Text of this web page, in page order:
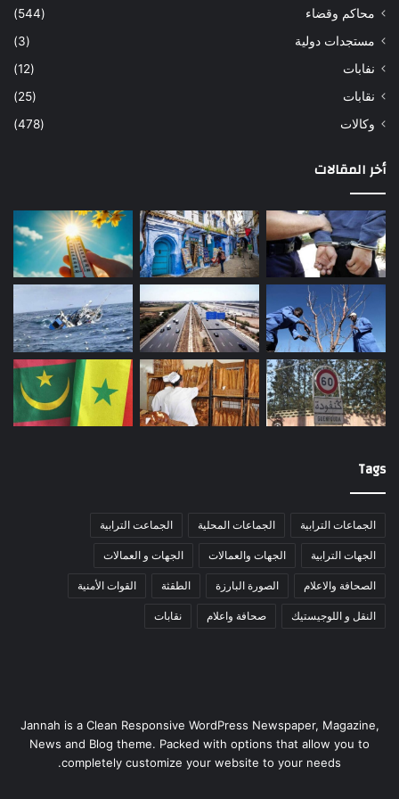
محاكم وقضاء
(544)
مستجدات دولية
(3)
نفابات
(12)
نقابات
(25)
وكالات
(478)
أخر المقالات
Tags
الجماعات الترابية الجماعات المحلية الجماعت الترابية
الجهات الترابية الجهات والعمالات الجهات و العمالات
الصحافة والاعلام الصورة البارزة الطقثة القوات الأمنية
النقل و اللوجيستيك صحافة واعلام نقابات
Jannah is a Clean Responsive WordPress Newspaper, Magazine,
News and Blog theme. Packed with options that allow you to
completely customize your website to your needs.